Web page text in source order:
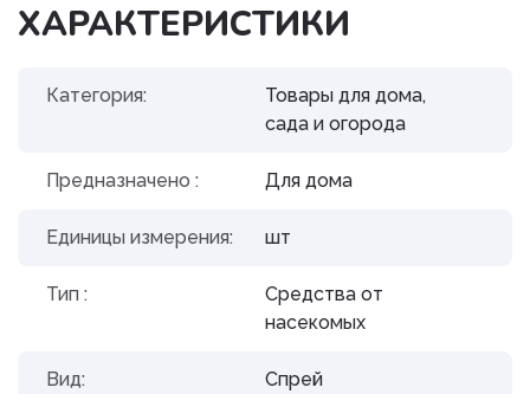
ХАРАКТЕРИСТИКИ
Категория:
Товары для дома,
сада и огорода
Предназначено : Для дома
Единицы измерения: шт
Тип :
Средства от
насекомых
Вид: Спрей